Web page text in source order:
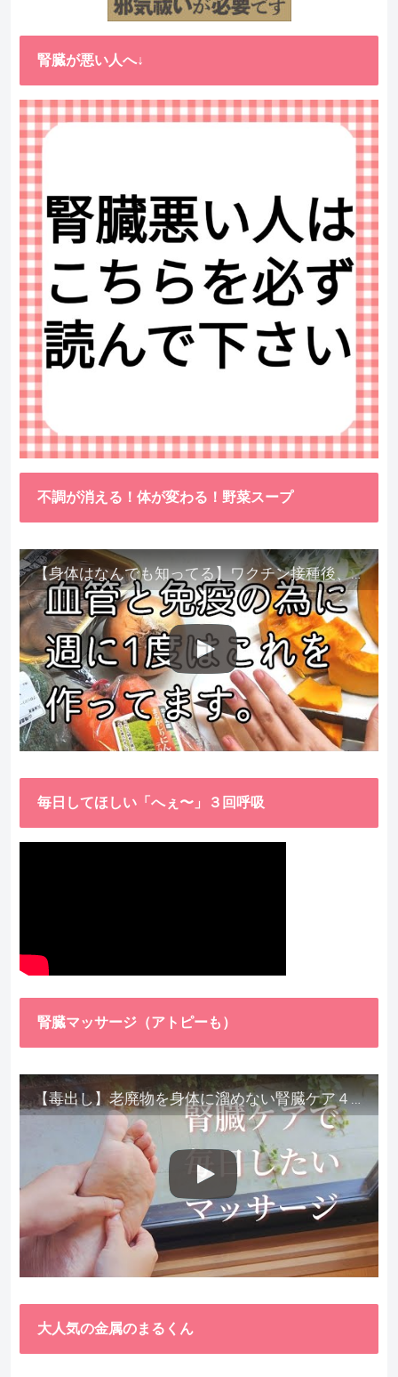
腎臓が悪い人へ↓
不調が消える！体が変わる！野菜スープ
【身体はなんでも知ってる】ワクチン接種後、異常に食べたくなった野菜が細胞回復に貢献してくれました。
毎日してほしい「へぇ〜」３回呼吸
腎臓マッサージ（アトピーも）
【毒出し】老廃物を身体に溜めない腎臓ケア４種をご紹介します。
大人気の金属のまるくん